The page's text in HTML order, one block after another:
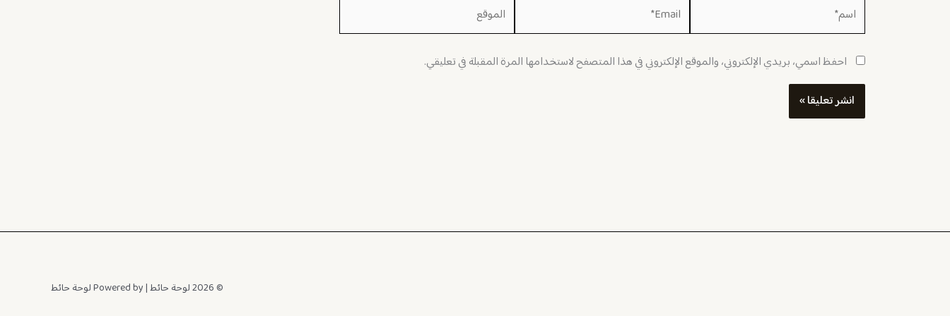
اسم* Email* الموقع
احفظ اسمي، بريدي الإلكتروني، والموقع الإلكتروني في هذا المتصفح لاستخدامها المرة المقبلة في تعليقي.
© 2026 لوحة حائط | Powered by لوحة حائط